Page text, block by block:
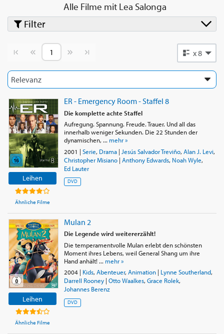
Alle Filme mit Lea Salonga
Vorherige SeiteNächste Seite x 8
Leihen
Ähnliche Filme
ER - Emergency Room - Staffel 8
Die komplette achte Staffel
Aufregung. Spannung. Freude. Trauer. Und all das
innerhalb weniger Sekunden. Die 22 Stunden der
dynamischen, ... mehr »
2001 | Serie, Drama| Jesús Salvador Treviño, Alan J. Levi,
Christopher Misiano| Anthony Edwards, Noah Wyle,
Ed Lauter
DVD
Leihen
Ähnliche Filme
Mulan 2
Die Legende wird weitererzählt!
Die temperamentvolle Mulan erlebt den schönsten
Moment ihres Lebens, weil General Shang um ihre
Hand anhält! ... mehr »
2004| Kids, Abenteuer, Animation| Lynne Southerland,
Darrell Rooney| Otto Waalkes, Grace Rolek,
Johannes Berenz
DVD
Filter